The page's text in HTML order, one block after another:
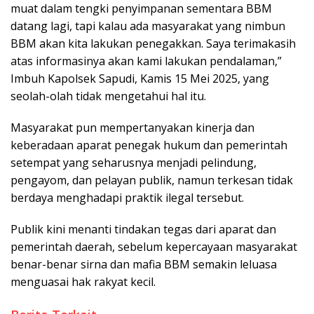
muat dalam tengki penyimpanan sementara BBM
datang lagi, tapi kalau ada masyarakat yang nimbun
BBM akan kita lakukan penegakkan. Saya terimakasih
atas informasinya akan kami lakukan pendalaman,”
Imbuh Kapolsek Sapudi, Kamis 15 Mei 2025, yang
seolah-olah tidak mengetahui hal itu.
Masyarakat pun mempertanyakan kinerja dan
keberadaan aparat penegak hukum dan pemerintah
setempat yang seharusnya menjadi pelindung,
pengayom, dan pelayan publik, namun terkesan tidak
berdaya menghadapi praktik ilegal tersebut.
Publik kini menanti tindakan tegas dari aparat dan
pemerintah daerah, sebelum kepercayaan masyarakat
benar-benar sirna dan mafia BBM semakin leluasa
menguasai hak rakyat kecil.